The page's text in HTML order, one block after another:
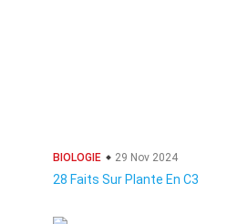
BIOLOGIE 29 Nov 2024
28 Faits Sur Plante En C3